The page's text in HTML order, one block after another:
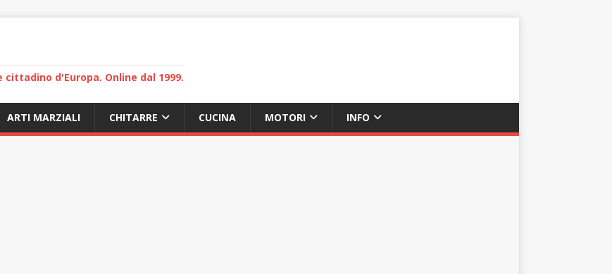
d'Europa. Online dal 1999.
ARTI MARZIALI CHITARRE CUCINA MOTORI INFO